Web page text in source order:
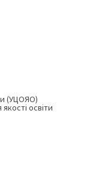
(УЦОЯО)
освіти